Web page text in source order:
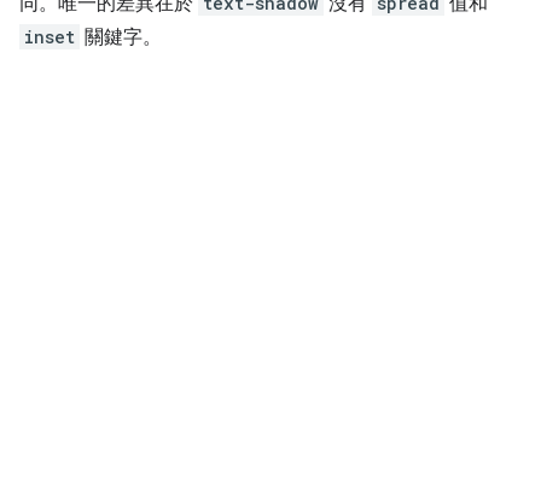
inset 關鍵字。